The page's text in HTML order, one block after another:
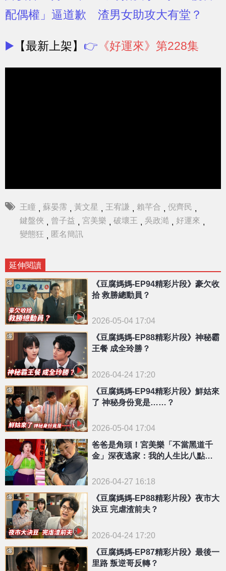
配偶權」逼道歉 渣男女助攻大有堂？
▶️ 【最新上架】 👉 《好運來》第228集
王瞳 , 蘇晏霈 , 黃文星 , 王宥謙 , 賴芊合 , 倪齊民 ,
鍵盤俠 , 曾子益 , 宮美樂 , 破壞王 , 吳政澔 , 好運來 ,
變態狂 , 匿名簡訊
延伸閱讀
《豆腐媽媽-EP94精彩片段》豪欠收
拾 救勝總動員？
2026-05-04 17:04
《豆腐媽媽-EP88精彩片段》神秘霸
王餐 成全玲勝？
2026-04-24 17:20
《豆腐媽媽-EP94精彩片段》鮮姑來
了 神秘身份竟是……？
2026-05-04 17:04
爸爸是角頭！宮美樂「不當黑道千
金」深夜逃家：我的人生比八點檔
2026-04-27 16:18
《豆腐媽媽-EP88精彩片段》夜市大
決豆 完虐渣前夫？
2026-04-24 17:20
《豆腐媽媽-EP87精彩片段》最後一
里路 叛逆哥反轉？